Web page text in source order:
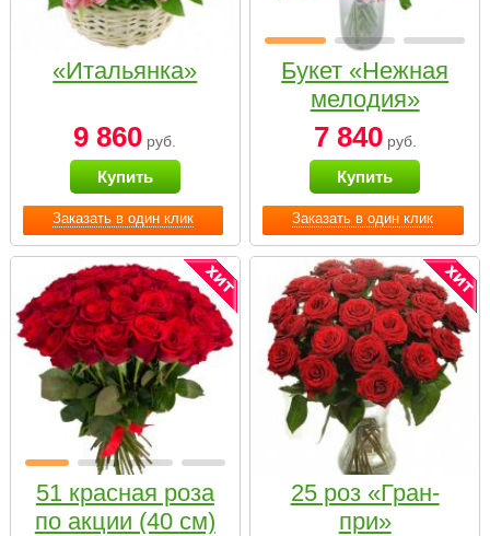
Заказать в один клик
«Итальянка»
9 860 руб.
Купить
Заказать в один клик
Букет «Нежная
мелодия»
7 840руб.
Купить
51 красная роза
по акции (40 см)
25 роз «Гран-
при»